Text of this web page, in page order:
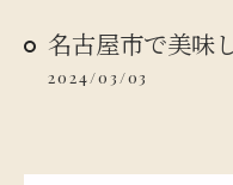
名古屋市で美味
2024/03/03